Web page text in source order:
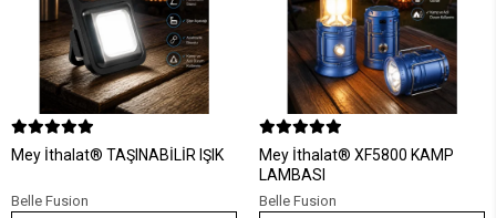
Mey İthalat® TAŞINABİLİR IŞIK
Belle Fusion
Mey İthalat® XF5800 KAMP
LAMBASI
Belle Fusion